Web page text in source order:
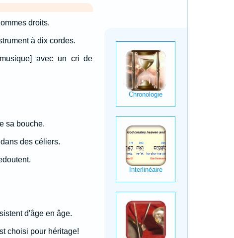
droits.
à dix cordes.
avec un cri de
sa bouche.
des céliers.
d'âge en âge.
choisi pour héritage!